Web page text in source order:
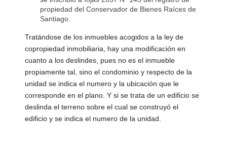
propiedad del Conservador de Bienes Raíces de
Santiago.
Tratándose de los inmuebles acogidos a la ley de
copropiedad inmobiliaria, hay una modificación en
cuanto a los deslindes, pues no es el inmueble
propiamente tal, sino el condominio y respecto de la
unidad se indica el numero y la ubicación que le
corresponde en el plano. Y si se trata de un edificio se
deslinda el terreno sobre el cual se construyó el
edificio y se indica el numero de la unidad.